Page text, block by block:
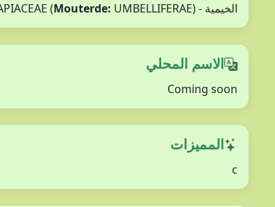
الخيمية - APIACEAE ( Mouterde: UMBELLIFERAE)
الاسم المحلي
Coming soon
المميزات
c